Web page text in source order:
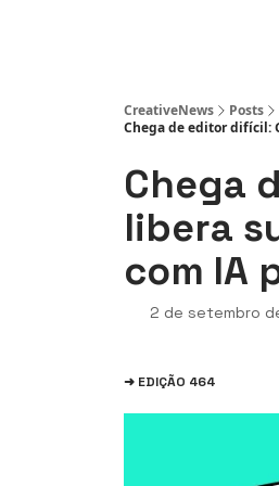
CreativeNews
Posts
Chega de editor difícil:
Chega
libera
com IA
2 de setembro
➜ EDIÇÃO 464